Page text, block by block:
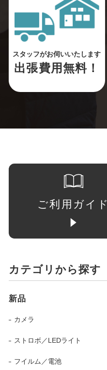
スタッフがお伺いいたします
出張費用無料！
ご利用ガイド
カテゴリから探す
新品
カメラ
ストロボ／LEDライト
フイルム／電池